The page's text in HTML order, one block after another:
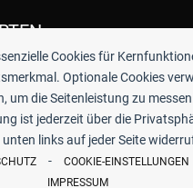
Cookies für
Optionale Cookies
um die Seitenleistung zu
ist jederzeit über die
links auf jeder Seite
- COOKIE-EINSTELLUNGEN
IMPRESSUM